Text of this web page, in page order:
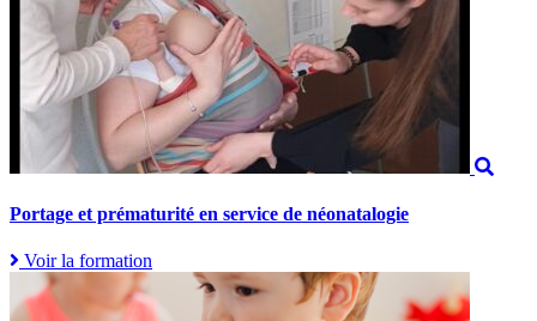
Portage et prématurité en service de néonatalogie
Voir la formation